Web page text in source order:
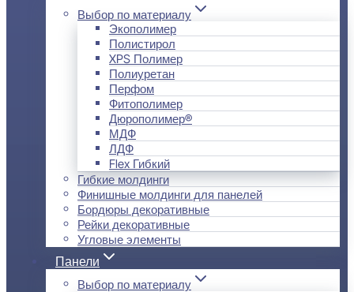
Выбор по материалу
Экополимер
Полистирол
XPS Полимер
Полиуретан
Перфом
Фитополимер
Дюрополимер®
МДФ
ЛДФ
Flex Гибкий
Гибкие молдинги
Финишные молдинги для панелей
Бордюры декоративные
Рейки декоративные
Угловые элементы
Панели
Выбор по материалу